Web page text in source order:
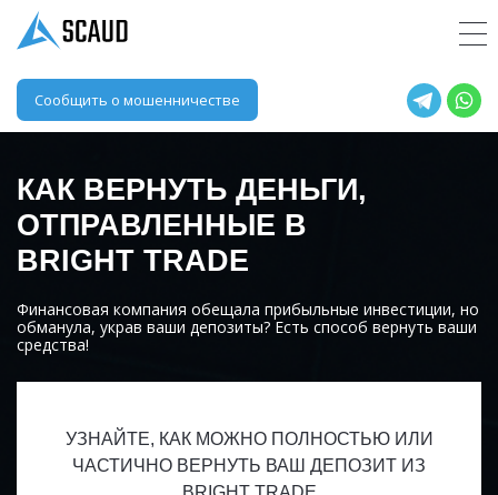
Сообщить о мошенничестве
КАК ВЕРНУТЬ ДЕНЬГИ,
ОТПРАВЛЕННЫЕ В
BRIGHT TRADE
Финансовая компания обещала прибыльные инвестиции, но
обманула, украв ваши депозиты? Есть способ вернуть ваши
средства!
УЗНАЙТЕ, КАК МОЖНО ПОЛНОСТЬЮ ИЛИ
ЧАСТИЧНО ВЕРНУТЬ ВАШ ДЕПОЗИТ ИЗ